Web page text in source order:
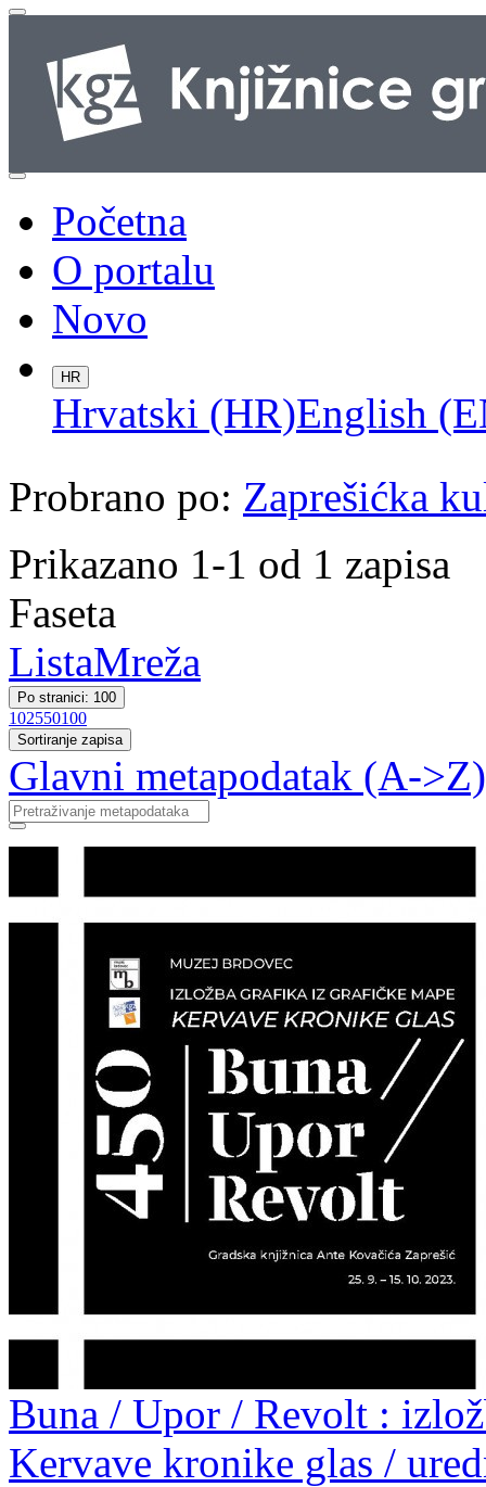
Početna
O portalu
Novo
HR
Hrvatski (HR)English
Probrano po: Zaprešićka
Prikazano 1-1 od 1 zapisa
Faseta
ListaMreža
Po stranici: 100
102550100
Sortiranje zapisa
Glavni metapodatak (A->Z)
Buna / Upor / Revolt :
Kervave kronike glas /